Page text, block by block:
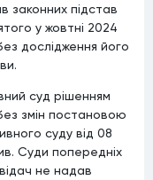
законних підстав
у жовтні 2024
дослідження його
суд рішенням
змін постановою
суду від 08
Суди попередніх
не надав